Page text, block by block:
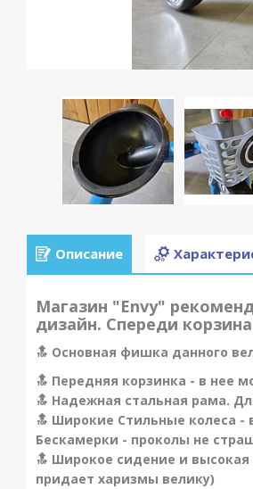
Описание
Магазин "Envy"
дизайн. Спереди
🔝 Основная фишка данного
🔝 Передняя корзинка - в нее
🔝 Надежная стальная рама.
🔝 Широкие Стильные колеса -
Бескамерки - проколы не
🔝 Широкое сидение и
придает харизмы велику)